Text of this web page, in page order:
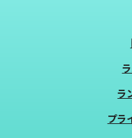
ラ
プラ